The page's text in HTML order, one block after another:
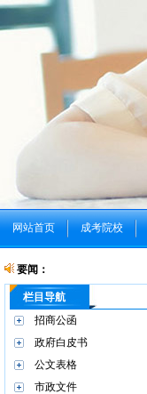
网站首页 成考院校
要闻：
栏目导航
招商公函
政府白皮书
公文表格
市政文件